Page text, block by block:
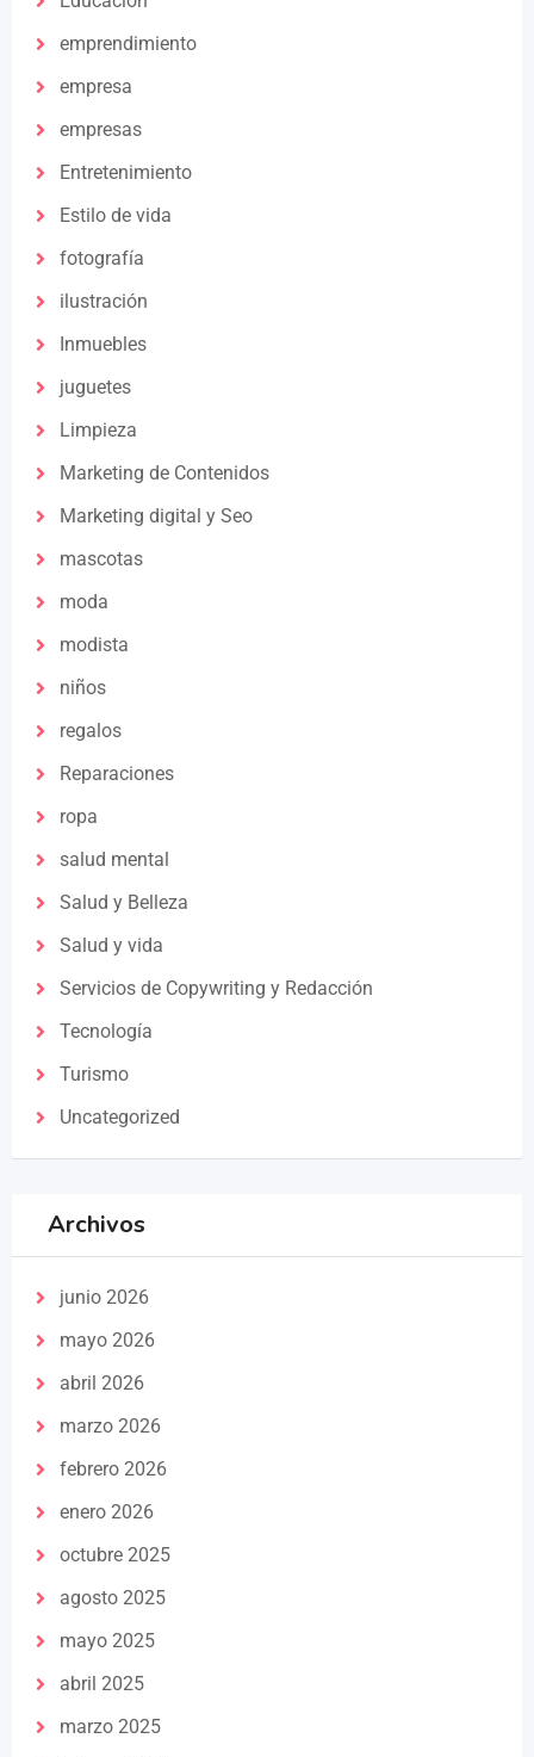
emprendimiento
empresa
empresas
Entretenimiento
Estilo de vida
fotografía
ilustración
Inmuebles
juguetes
Limpieza
Marketing de Contenidos
Marketing digital y Seo
mascotas
moda
modista
niños
regalos
Reparaciones
ropa
salud mental
Salud y Belleza
Salud y vida
Servicios de Copywriting y Redacción
Tecnología
Turismo
Uncategorized
Archivos
junio 2026
mayo 2026
abril 2026
marzo 2026
febrero 2026
enero 2026
octubre 2025
agosto 2025
mayo 2025
abril 2025
marzo 2025